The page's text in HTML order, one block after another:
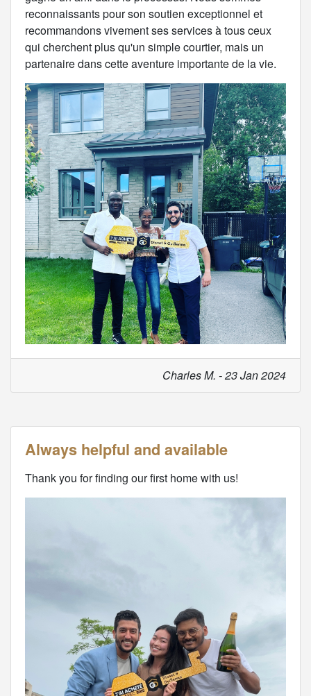
reconnaissants pour son soutien exceptionnel et
recommandons vivement ses services à tous ceux
qui cherchent plus qu'un simple courtier, mais un
partenaire dans cette aventure importante de la vie.
Charles M. - 23 Jan 2024
Always helpful and available
Thank you for finding our first home with us!